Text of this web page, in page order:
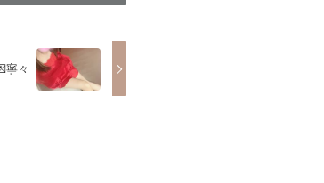
寧々